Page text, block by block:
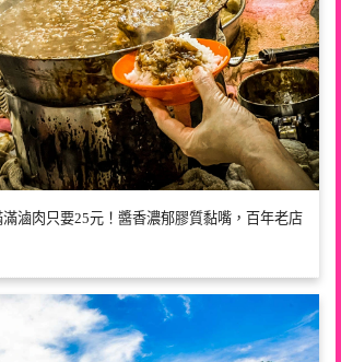
滷肉只要25元！醬香濃郁膠質黏嘴，百年老店